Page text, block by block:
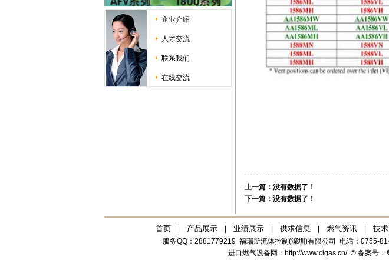
企业介绍
人才交流
联系我们
在线交流
上一篇：没有数据了！
下一篇：没有数据了！
首页 产品展示 业绩展示 供求信息 燃气资讯 技
服务QQ：2881779219 福瑞斯流体控制(深圳)有限公司
电话：0755-
进口燃气设备网： http://www.cigas.cn/© 备案号：